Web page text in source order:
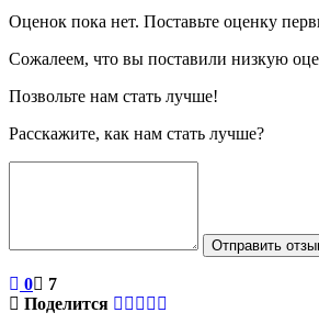
Оценок пока нет. Поставьте оценку
Сожалеем, что вы поставили низкую
Позвольте нам стать лучше!
Расскажите, как нам стать лучше?
Отправить
0
7
Поделится